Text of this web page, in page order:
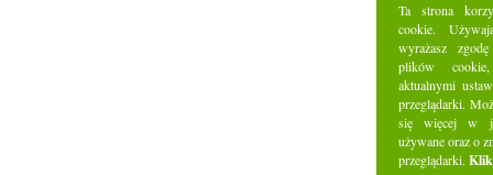
Ta strona
cookie.
wyrażasz
plików
aktualnymi
przeglądarki.
się więcej w
używane oraz o
przeglądarki.